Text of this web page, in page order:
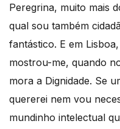
Peregrina, muito mais
qual sou também
fantástico. E em
mostrou-me, quando
mora a Dignidade. Se
quererei nem vou
mundinho intelectual